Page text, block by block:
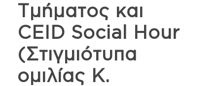
Τμήματος και
CEID Social Hour
(Στιγμιότυπα
ομιλίας Κ.